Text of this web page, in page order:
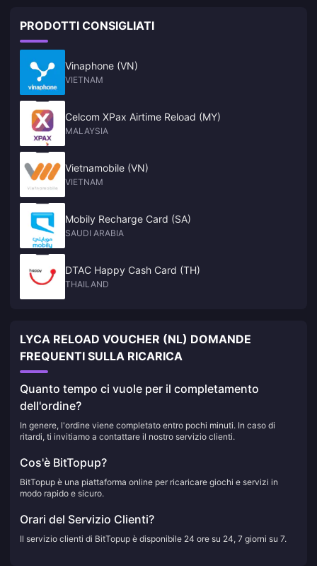
PRODOTTI CONSIGLIATI
Vinaphone (VN)
VIETNAM
Celcom XPax Airtime Reload (MY)
MALAYSIA
Vietnamobile (VN)
VIETNAM
Mobily Recharge Card (SA)
SAUDI ARABIA
DTAC Happy Cash Card (TH)
THAILAND
LYCA RELOAD VOUCHER (NL) DOMANDE
FREQUENTI SULLA RICARICA
Quanto tempo ci vuole per il completamento
dell'ordine?
In genere, l'ordine viene completato entro pochi minuti. In caso di
ritardi, ti invitiamo a contattare il nostro servizio clienti.
Cos'è BitTopup?
BitTopup è una piattaforma online per ricaricare giochi e servizi in
modo rapido e sicuro.
Orari del Servizio Clienti?
Il servizio clienti di BitTopup è disponibile 24 ore su 24, 7 giorni su 7.